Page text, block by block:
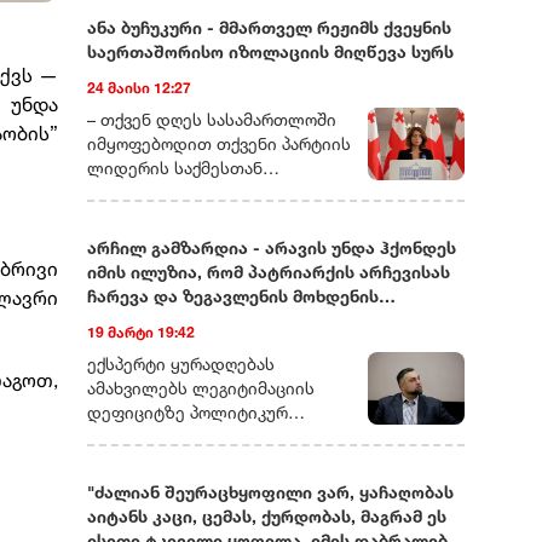
—
ანა ბუჩუკური - მმართველ რეჟიმს ქვეყნის
საერთაშორისო იზოლაციის მიღწევა სურს
24 მაისი 12:27
– თქვენ დღეს სასამართლოში
იმყოფებოდით თქვენი პარტიის
ლიდერის საქმესთან
ეს საქმე და რამდენად
სიმბოლურად ასახავს იმას, რაც
ახლა საქართველოში
ოპოზიციური ძალების თავს
ხდება?– დარწმუნებული ვარ,
უკვე იცით, რომ დღეს თითქმის
ყველა ოპოზიციური ლიდერი ან
ციხეშია და
ემიგრაციაში იმყოფება. მსგავსი
რამ საქართველოში ადრე
არასდროს მომხდარა!
არჩილ გამზარდია - არავის უნდა ჰქონდეს
იმის ილუზია, რომ პატრიარქის არჩევისას
ჩარევა და ზეგავლენის მოხდენის
19 მარტი 19:42
ექსპერტი ყურადღებას
ამახვილებს ლეგიტიმაციის
დეფიციტზე პოლიტიკურ
საეკლესიო იერარქიაში
არსებულ შიდა დინებებზე.
გამზარდიას პროგნოზით,
"ძალიან შეურაცხყოფილი ვარ, ყაჩაღობას
აიტანს კაცი, ცემას, ქურდობას, მაგრამ ეს